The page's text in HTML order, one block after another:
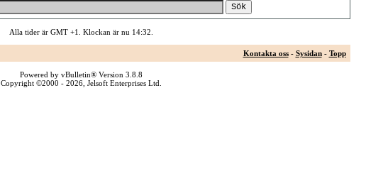
Alla tider är GMT +1. Klockan är nu 14:32
Kontakta oss- Sysidan- Topp
Powered by vBulletin® Version 3.8.8
Copyright ©2000 - 2026, Jelsoft Enterprises Ltd.